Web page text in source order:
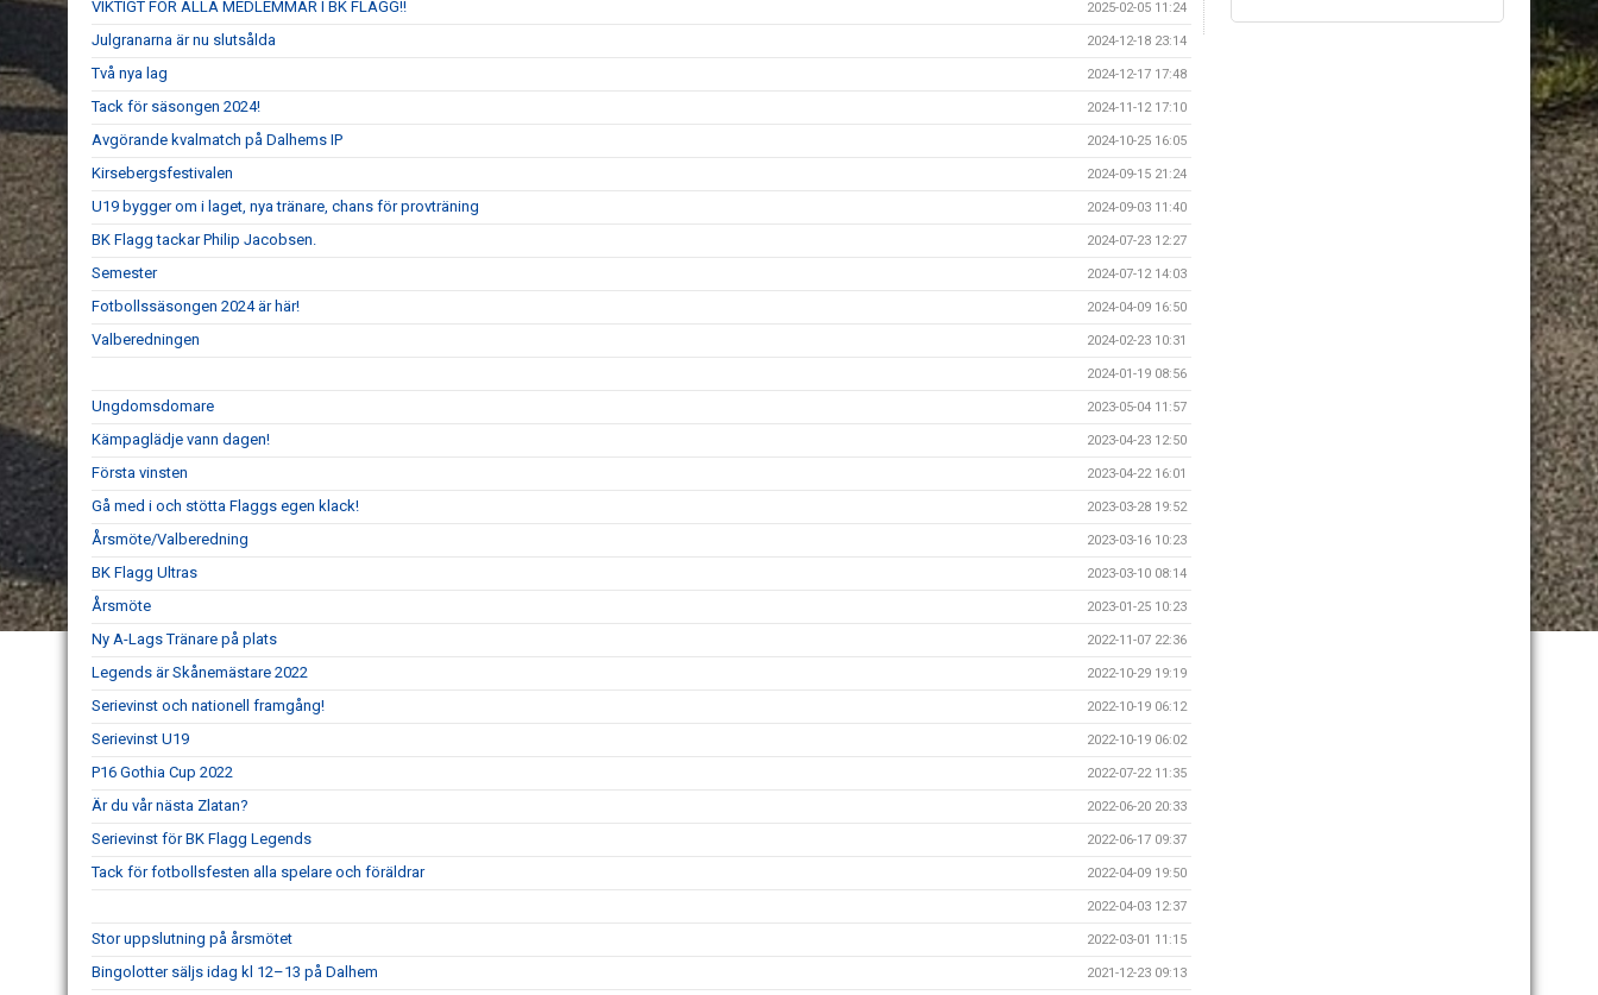
VIKTIGT FÖR ALLA MEDLEMMAR I BK FLAGG!! 2025-02-05 11:24
Julgranarna är nu slutsålda 2024-12-18 23:14
Två nya lag 2024-12-17 17:48
Tack för säsongen 2024! 2024-11-12 17:10
Avgörande kvalmatch på Dalhems IP 2024-10-25 16:05
Kirsebergsfestivalen 2024-09-15 21:24
U19 bygger om i laget, nya tränare, chans för provträning 2024-09-03 11:40
BK Flagg tackar Philip Jacobsen. 2024-07-23 12:27
Semester 2024-07-12 14:03
Fotbollssäsongen 2024 är här! 2024-04-09 16:50
Valberedningen 2024-02-23 10:31
2024-01-19 08:56
Ungdomsdomare 2023-05-04 11:57
Kämpaglädje vann dagen! 2023-04-23 12:50
Första vinsten 2023-04-22 16:01
Gå med i och stötta Flaggs egen klack! 2023-03-28 19:52
Årsmöte/Valberedning 2023-03-16 10:23
BK Flagg Ultras 2023-03-10 08:14
Årsmöte 2023-01-25 10:23
Ny A-Lags Tränare på plats 2022-11-07 22:36
Legends är Skånemästare 2022 2022-10-29 19:19
Serievinst och nationell framgång! 2022-10-19 06:12
Serievinst U19 2022-10-19 06:02
P16 Gothia Cup 2022 2022-07-22 11:35
Är du vår nästa Zlatan? 2022-06-20 20:33
Serievinst för BK Flagg Legends 2022-06-17 09:37
Tack för fotbollsfesten alla spelare och föräldrar 2022-04-09 19:50
2022-04-03 12:37
Stor uppslutning på årsmötet 2022-03-01 11:15
Bingolotter säljs idag kl 12–13 på Dalhem 2021-12-23 09:13